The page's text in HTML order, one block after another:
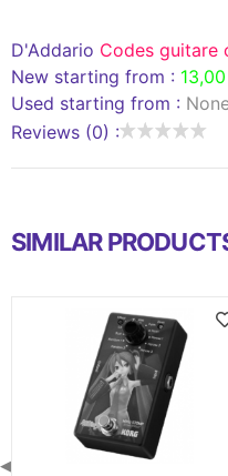
D'Addario Codes guitare
New starting from :
Used starting from :
Reviews (0) :
SIMILAR
◀